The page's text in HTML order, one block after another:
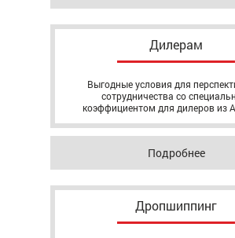
Дилерам
Выгодные условия для
сотрудничества со
коэффициентом для дилеров из
Подробнее
Дропшиппинг